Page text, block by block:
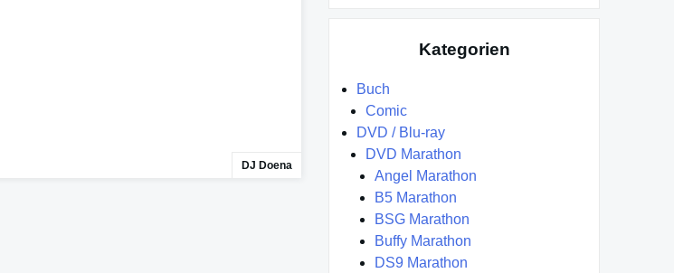
DJ Doena
Kategorien
Buch
Comic
DVD / Blu-ray
DVD Marathon
Angel Marathon
B5 Marathon
BSG Marathon
Buffy Marathon
DS9 Marathon